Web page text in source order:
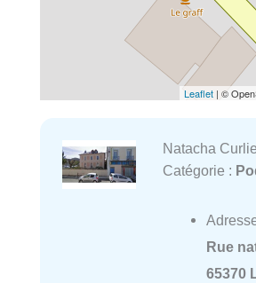
Leaflet | ©
Natacha
Catégorie :
Rue
65370